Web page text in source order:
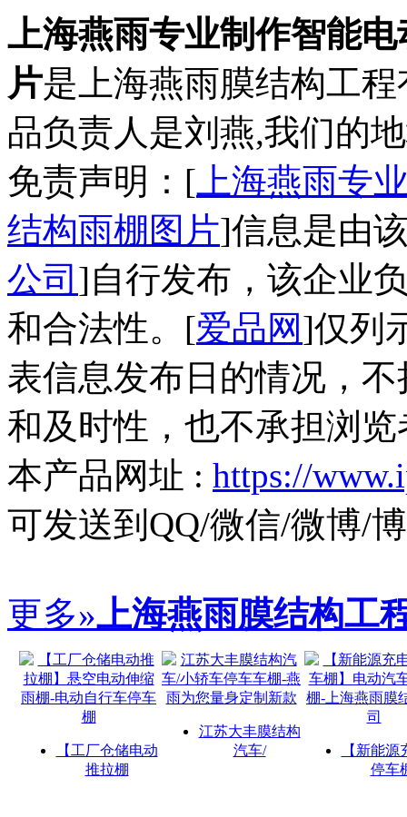
上海燕雨专业制作智能
片是上海燕雨膜结构工
品负责人是刘燕,我们的
免责声明：[ 上海燕雨专
结构雨棚图片]信息是由
公司 ]自行发布，该企业
和合法性。[爱品网]仅列
表信息发布日的情况，
和及时性，也不承担浏
本产品网址 : https://
可发送到QQ/微信/微博/
更多»上海燕雨膜结构工
【工厂仓储电动
推拉棚
江苏大丰膜结构
汽车/
【新能源
停车